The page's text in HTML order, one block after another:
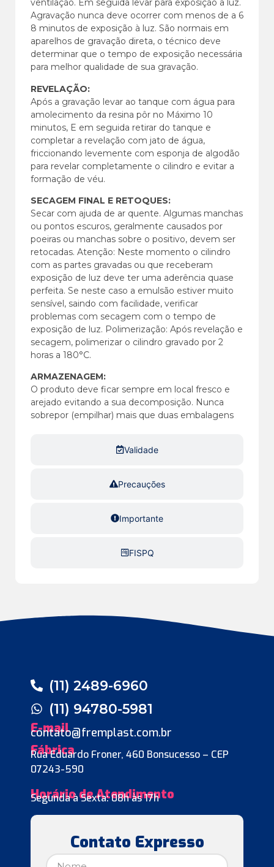
Validade
Precauções
Importante
FISPQ
ventilação. Em seguida levar para exposição a luz.
Agravação nunca deve ocorrer com menos de a 6
8 minutos de exposição à luz. São normais em
aparelhos de gravação direta, o técnico deve
determinar que o tempo de exposição necessária
para melhor qualidade de sua gravação.
REVELAÇÃO:
Após a gravação levar ao tanque com água para
amolecimento da resina pôr no Máximo 10
minutos, E em seguida retirar do tanque e
completar a revelação com jato de água,
friccionando levemente com esponja de algodão
para revelar completamente o cilindro e evitar a
formação de véu.
SECAGEM FINAL E RETOQUES:
Secar com ajuda de ar quente. Algumas manchas
ou pontos escuros, geralmente causados por
poeiras ou manchas sobre o positivo, devem ser
retocadas. Atenção: Neste momento o cilindro
com as partes gravadas ou que receberam
exposição de luz deve ter uma aderência quase
perfeita. Se neste caso a emulsão estiver muito
sensível, saindo com facilidade, verificar
problemas com secagem com o tempo de
exposição de luz. Polimerização: Após revelação e
secagem, polimerizar o cilindro gravado por 2
horas a 180°C.
ARMAZENAGEM:
O produto deve ficar sempre em local fresco e
arejado evitando a sua decomposição. Nunca
sobrepor (empilhar) mais que duas embalagens
(11) 2489-6960
(11) 94780-5981
E-mail
contato@fremplast.com.br
Fábrica
Rua Eduardo Froner, 460 Bonsucesso – CEP
07243-590
Horário de Atendimento
Segunda à Sexta: 08h às 17h
Contato Expresso